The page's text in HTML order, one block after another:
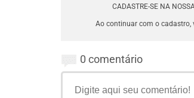
CADASTRE-SE NA
Ao continuar com o cadastro,
0 comentário